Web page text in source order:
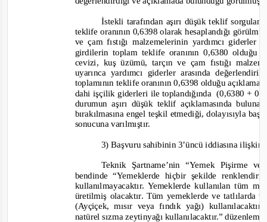
İstekli tarafından aşırı düşük teklif
teklife oranının 0,6398 olarak hesaplandığı
ve çam fıstığı malzemelerinin yardımcı
girdilerin toplam teklife oranının 0,6380
cevizi, kuş üzümü, tarçın ve çam fıstığı
uyarınca yardımcı giderler arasında
toplamının teklife oranının 0,6398 olduğu
dahi işçilik giderleri ile toplandığında (0,6380 +
durumun aşırı düşük teklif açıklamasında
bırakılmasına engel teşkil etmediği,dolayısıyla
sonucuna varılmıştır.
3) Başvuru sahibinin 3’üncü iddiasına
Teknik Şartname’nin “Yemek Pişirme
bendinde “Yemeklerde hiçbir şekilde
kullanılmayacaktır. Yemeklerde kullanılan tüm
üretilmiş olacaktır. Tüm yemeklerde ve tatlılarda
(Ayçiçek, mısır veya fındık yağı) kullanılacaktır.
natürel sızma zeytinyağı kullanılacaktır.”